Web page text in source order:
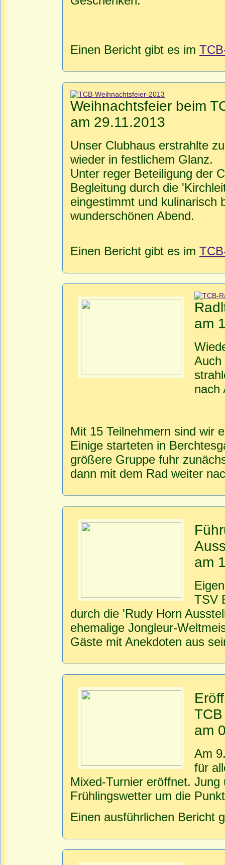
Einen Bericht gibt es im
Weihnachtsfeier beim
am 29.11.2013
Unser Clubhaus erstrahlte
wieder in festlichem Glanz.
Unter reger Beteiligung der
Begleitung durch die
eingestimmt und kulinarisch
wunderschönen Abend.
Einen Bericht gibt es im
am
Auch
nach
Mit 15 Teilnehmern sind wir
Einige starteten in
größere Gruppe fuhr
dann mit dem Rad weiter
am
TSV
durch die 'Rudy Horn
ehemalige Jongleur-
Gäste mit Anekdoten aus
TCB
am
Am
für
Mixed-Turnier eröffnet.
Frühlingswetter um die
Einen ausführlichen Bericht